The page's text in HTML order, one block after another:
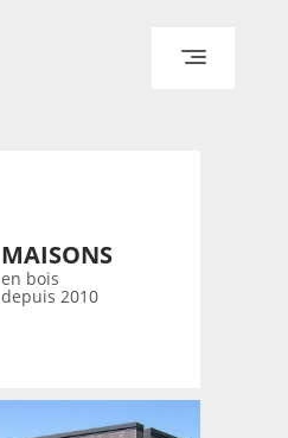
CONTACT
MAISONS
en bois
depuis 2010